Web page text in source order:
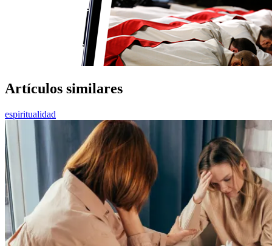
Artículos similares
espiritualidad